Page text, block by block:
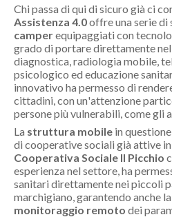
Chi passa di qui di sicuro già ci
Assistenza 4.0offre una serie
camperequipaggiati con
grado di portare direttamente
diagnostica, radiologia mobile,
psicologico ed educazione
innovativo ha permesso di
cittadini, con un'attenzione
persone più vulnerabili, come gli
La struttura mobile in
di cooperative sociali già attive in
Cooperativa Sociale Il Picchio
esperienza nel settore, ha
sanitari direttamente nei piccoli
marchigiano, garantendo anche la
monitoraggio remoto dei